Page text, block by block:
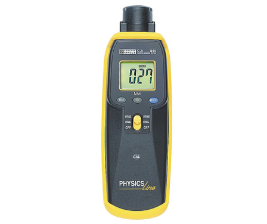
Được sản xuất tại Đài Loan, máy có kích thước nhỏ
gọn và hoạt động bằng pin 9V, phù hợp cho nhiều ứng
dụng công nghiệp và xây dựng.